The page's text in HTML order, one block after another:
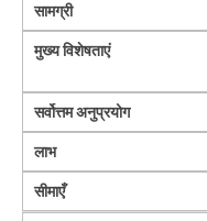
सामग्री
मुख्य विशेषताएं
सर्वोत्तम अनुप्रयोग
लाभ
सीमाएँ